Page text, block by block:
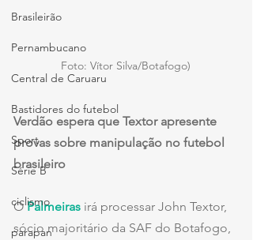
Brasileirão
Pernambucano
Central de Caruaru
Bastidores do futebol
Sport
Série B
ciclismo
parapan
Foto: Vítor Silva/Botafogo)
Verdão espera que Textor apresente
provas sobre manipulação no futebol
brasileiro
O Palmeiras irá processar John Textor,
sócio majoritário da SAF do Botafogo,